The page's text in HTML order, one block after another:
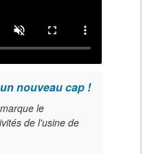
nouveau cap !
le
de l'usine de